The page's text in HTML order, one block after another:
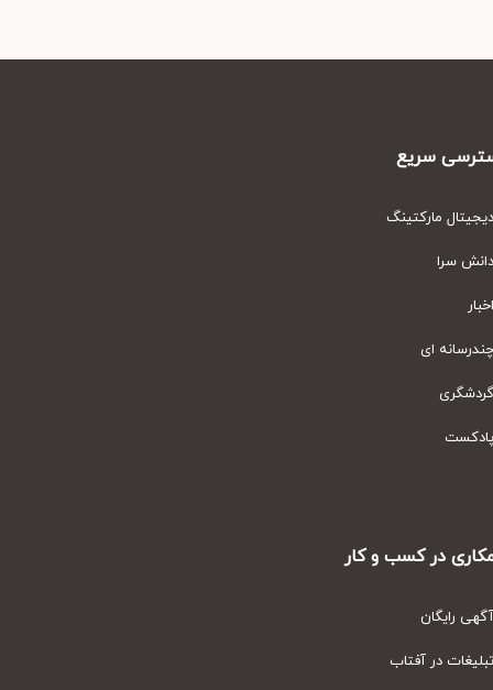
سریع
مارکتینگ
سرا
ای
در کسب و کار
رایگان
در آفتاب